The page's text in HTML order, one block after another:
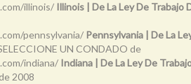
illinois/ Illinois | De La Ley De Trabajo
pennsylvania/ Pennsylvania | De La
UN CONDADO de
indiana/ Indiana | De La Ley De
2008